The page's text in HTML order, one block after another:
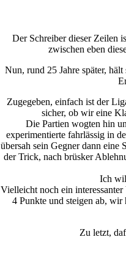
Der Schreiber dieser Zeilen
zwischen eben
Nun, rund 25 Jahre später,
Zugegeben, einfach ist der
sicher, ob wir eine
Die Partien wogten hin
experimentierte fahrlässig in
übersah sein Gegner dann eine
der Trick, nach brüsker
Ich
Vielleicht noch ein
4 Punkte und steigen ab,
Zu letzt,